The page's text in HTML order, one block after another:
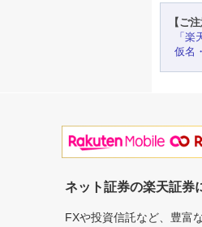
【ご
「
仮名
ネット証券の楽天証券
FXや投資信託など、豊富